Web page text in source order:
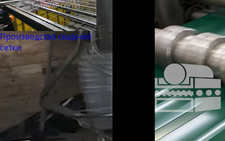
Производство сварной
сетки